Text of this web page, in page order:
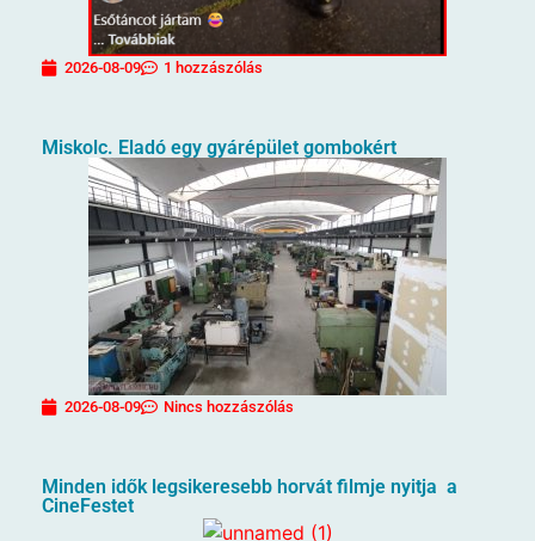
2026-08-09 1 hozzászólás
Miskolc. Eladó egy gyárépület gombokért
2026-08-09 Nincs hozzászólás
Minden idők legsikeresebb horvát filmje nyitja a
CineFestet